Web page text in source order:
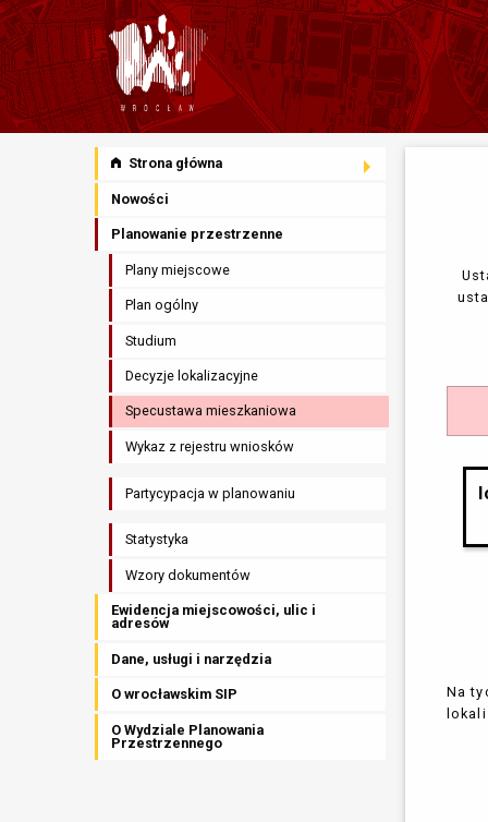
Strona główna
Nowości
Planowanie przestrzenne
Plany miejscowe
Plan ogólny
Studium
Decyzje lokalizacyjne
Specustawa mieszkaniowa
Wykaz z rejestru wniosków
Partycypacja w planowaniu
Statystyka
Wzory dokumentów
Ewidencja miejscowości, ulic i
adresów
Dane, usługi i narzędzia
O wrocławskim SIP
O Wydziale Planowania
Przestrzennego
Na